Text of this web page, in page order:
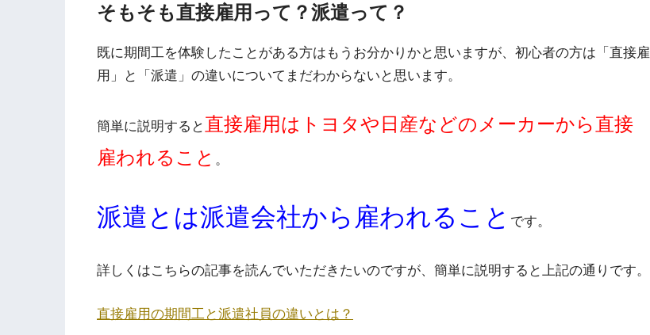
そもそも直接雇用って？派遣って？
既に期間工を体験したことがある方はもうお分かりかと思いますが、初心者の方は「直接雇
用」と「派遣」の違いについてまだわからないと思います。
簡単に説明すると 直接雇用はトヨタや日産などのメーカーから直接
雇われること 。
派遣とは派遣会社から雇われること です。
詳しくはこちらの記事を読んでいただきたいのですが、簡単に説明すると上記の通りです。
直接雇用の期間工と派遣社員の違いとは？